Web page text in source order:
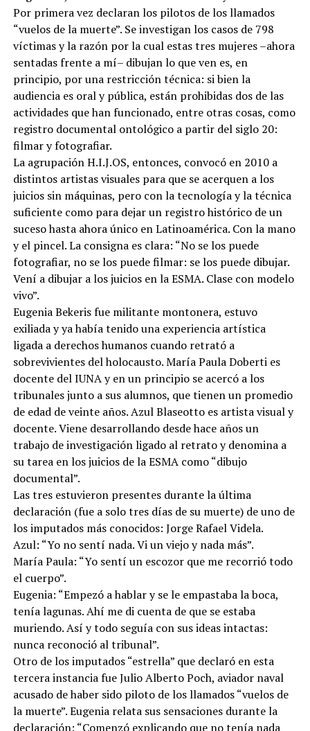
Por primera vez declaran los pilotos de los llamados
“vuelos de la muerte”. Se investigan los casos de 798
víctimas y la razón por la cual estas tres mujeres –ahora
sentadas frente a mí– dibujan lo que ven es, en
principio, por una restricción técnica: si bien la
audiencia es oral y pública, están prohibidas dos de las
actividades que han funcionado, entre otras cosas, como
registro documental ontológico a partir del siglo 20:
filmar y fotografiar.
La agrupación H.I.J.OS, entonces, convocó en 2010 a
distintos artistas visuales para que se acerquen a los
juicios sin máquinas, pero con la tecnología y la técnica
suficiente como para dejar un registro histórico de un
suceso hasta ahora único en Latinoamérica. Con la mano
y el pincel. La consigna es clara: “No se los puede
fotografiar, no se los puede filmar: se los puede dibujar.
Vení a dibujar a los juicios en la ESMA. Clase con modelo
vivo”.
Eugenia Bekeris fue militante montonera, estuvo
exiliada y ya había tenido una experiencia artística
ligada a derechos humanos cuando retrató a
sobrevivientes del holocausto. María Paula Doberti es
docente del IUNA y en un principio se acercó a los
tribunales junto a sus alumnos, que tienen un promedio
de edad de veinte años. Azul Blaseotto es artista visual y
docente. Viene desarrollando desde hace años un
trabajo de investigación ligado al retrato y denomina a
su tarea en los juicios de la ESMA como “dibujo
documental”.
Las tres estuvieron presentes durante la última
declaración (fue a solo tres días de su muerte) de uno de
los imputados más conocidos: Jorge Rafael Videla.
Azul: “Yo no sentí nada. Vi un viejo y nada más”.
María Paula: “Yo sentí un escozor que me recorrió todo
el cuerpo”.
Eugenia: “Empezó a hablar y se le empastaba la boca,
tenía lagunas. Ahí me di cuenta de que se estaba
muriendo. Así y todo seguía con sus ideas intactas:
nunca reconoció al tribunal”.
Otro de los imputados “estrella” que declaró en esta
tercera instancia fue Julio Alberto Poch, aviador naval
acusado de haber sido piloto de los llamados “vuelos de
la muerte”. Eugenia relata sus sensaciones durante la
declaración: “Comenzó explicando que no tenía nada